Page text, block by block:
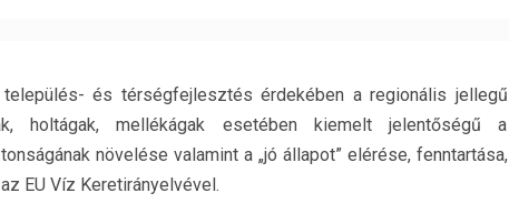
település- és térségfejlesztés érdekében a regionális jellegű
holtágak, mellékágak esetében kiemelt jelentőségű a
növelése valamint a „jó állapot” elérése, fenntartása,
EU Víz Keretirányelvével.